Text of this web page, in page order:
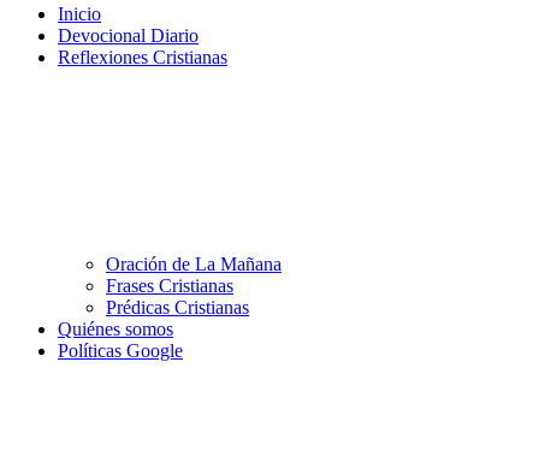
Inicio
Devocional Diario
Reflexiones Cristianas
Oración de La Mañana
Frases Cristianas
Prédicas Cristianas
Quiénes somos
Políticas Google